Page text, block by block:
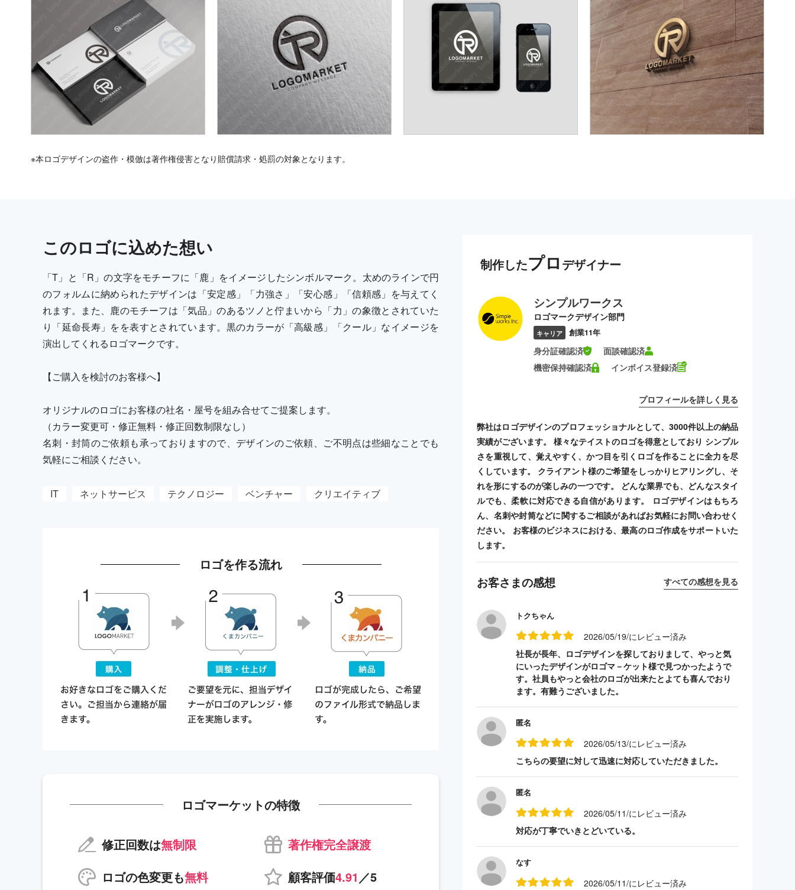
※本ロゴデザインの盗作・模倣は著作権侵害となり賠償請求・処罰の対象となります。
このロゴに込めた想い
「T」と「R」の文字をモチーフに「鹿」をイメージしたシンボルマーク。太めのラインで円
のフォルムに納められたデザインは「安定感」「力強さ」「安心感」「信頼感」を与えてく
れます。また、鹿のモチーフは「気品」のあるツノと佇まいから「力」の象徴とされていた
り「延命長寿」をを表すとされています。黒のカラーが「高級感」「クール」なイメージを
演出してくれるロゴマークです。
【ご購入を検討のお客様へ】
オリジナルのロゴにお客様の社名・屋号を組み合せてご提案します。
（カラー変更可・修正無料・修正回数制限なし）
名刺・封筒のご依頼も承っておりますので、デザインのご依頼、ご不明点は些細なことでも
気軽にご相談ください。
IT ネットサービス テクノロジー ベンチャー クリエイティブ
ロゴを作る流れ
ロゴマーケットの特徴
修正回数は無制限
著作権完全譲渡
ロゴの色変更も無料 顧客評価4.91 ／5
制作したプロ デザイナー
シンプルワークス
ロゴマークデザイン部門
キャリア 創業11年
身分証確認済
面談確認済
機密保持確認済
インボイス登録済
プロフィールを詳しく見る
弊社はロゴデザインのプロフェッショナルとして、3000件以上の納品
実績がございます。 様々なテイストのロゴを得意としており シンプル
さを重視して、覚えやすく、かつ目を引くロゴを作ることに全力を尽
くしています。 クライアント様のご希望をしっかりヒアリングし、そ
れを形にするのが楽しみの一つです。 どんな業界でも、どんなスタイ
ルでも、柔軟に対応できる自信があります。 ロゴデザインはもちろ
ん、名刺や封筒などに関するご相談があればお気軽にお問い合わせく
ださい。 お客様のビジネスにおける、最高のロゴ作成をサポートいた
します。
お客さまの感想 すべての感想を見る
トクちゃん
2026/05/19/にレビュー済み
社長が長年、ロゴデザインを探しておりまして、やっと気
にいったデザインがロゴマ－ケット様で見つかったようで
す。社員もやっと会社のロゴが出来たとよても喜んでおり
ます。有難うございました。
匿名
2026/05/13/にレビュー済み
こちらの要望に対して迅速に対応していただきました。
匿名
2026/05/11/にレビュー済み
対応が丁寧でいきとどいている。
なす
2026/05/11/にレビュー済み